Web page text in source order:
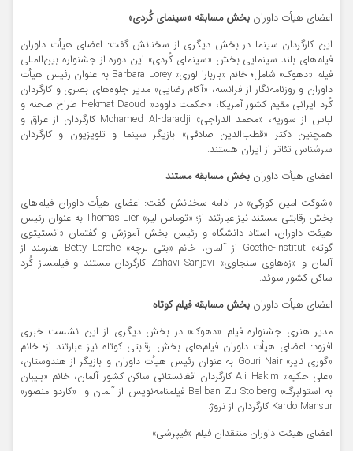
اعضای هیأت داوران بخش مسابقه «سینمای کُردی»
این کارگردان سینما در بخش دیگری از سخنانش گفت: اعضای هیأت داوران
فیلم‌های بلند سینمایی بخش «سینمای کُردی» این دوره از جشنواره بین‌المللی
فیلم «دهوک» شامل؛ خانم «باربارا لوری» Barbara Lorey به عنوان رئیس هیأت
داوران و روزنامه‌نگار از فرانسه، «آکام رضایی» مدیر جلوه‌های بصری و کارگردان
کُرد ایرانی مقیم کشور آمریکا، «حکمت داوود« Hekmat Daoud طراح صحنه و
لباس از سوریه، «محمد الدراجی» Mohamed Al-daradji کارگردان از عراق و
همچنین دکتر «قطب‌الدین صادقی» بازیگر سینما و تلویزیون و کارگردان
سرشناس تئاتر از ایران هستند.
اعضای هیأت داوران بخش مسابقه مستند
«شوکت امین کورکی» در ادامه سخنانش گفت: اعضای هیأت داوران فیلم‌های
بخش رقابتی مستند نیز عبارتند از؛ «توماس لیر» Thomas Lier به عنوان رئیس
هیئت داوران، استاد دانشگاه و رئیس بخش آموزش و گفتمان «انستیتوی
گوته» Goethe-Institut از آلمان، خانم «بتی لرچه» Betty Lerche هنرمند از
آلمان و «زه‌هاوی سنجاوی» Zahavi Sanjavi کارگردان مستند و فیلمساز کُرد
ساکن کشور سوئد.
اعضای هیأت داوران بخش مسابقه فیلم کوتاه
مدیر هنری جشنواره فیلم «دهوک» در بخش دیگری از این نشست خبری
افزود: اعضای هیأت داوران فیلم‌های بخش رقابتی کوتاه نیز عبارتند از؛ خانم
«گوری نایر» Gouri Nair به عنوان رئیس هیأت داوران و بازیگر از هندوستان،
«علی حکیم» Ali Hakim کارگردان افغانستانی ساکن کشور آلمان، خانم «بلیبان
به استولبرگ» Beliban Zu Stolberg فیلمنامه‌نویس از آلمان و «کاردو منصور»
Kardo Mansur کارگردان از نروژ.
اعضای هیئت داوران منتقدان فیلم «فیپرشی»